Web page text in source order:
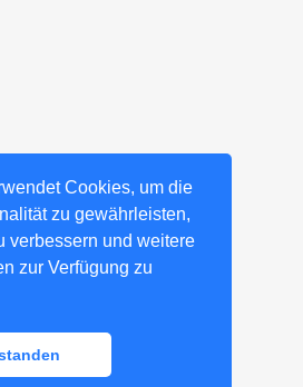
Cookies, um die
zu gewährleisten,
verbessern und weitere
zur Verfügung zu